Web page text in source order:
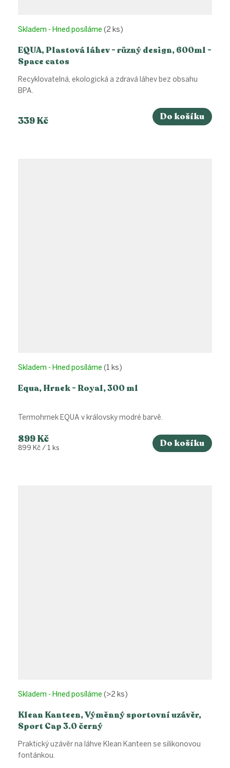
EQUA, Plastová láhev - různý design, 600ml -
Space catos
Skladem - Hned posíláme (2 ks)
339 Kč Do košíku
Recyklovatelná, ekologická a zdravá láhev bez obsahu
BPA.
Equa, Hrnek - Royal, 300 ml
Skladem - Hned posíláme (1 ks)
899 Kč
Měrná
899 Kč / 1 ks Do košíku
Termohrnek EQUA v královsky modré barvě.
Klean Kanteen, Výměnný sportovní uzávěr,
Sport Cap 3.0 černý
Skladem - Hned posíláme (>2 ks)
Praktický uzávěr na láhve Klean Kanteen se silikonovou
fontánkou.